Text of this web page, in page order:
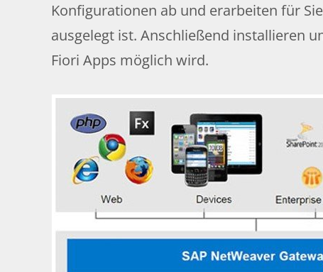
Konfigurationen ab und erarbeiten für
ausgelegt ist. Anschließend installieren
Fiori Apps möglich wird.